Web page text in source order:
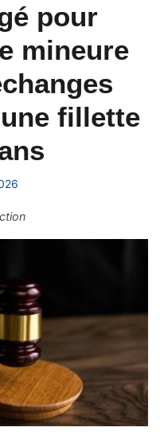
pour
mineure
fillette